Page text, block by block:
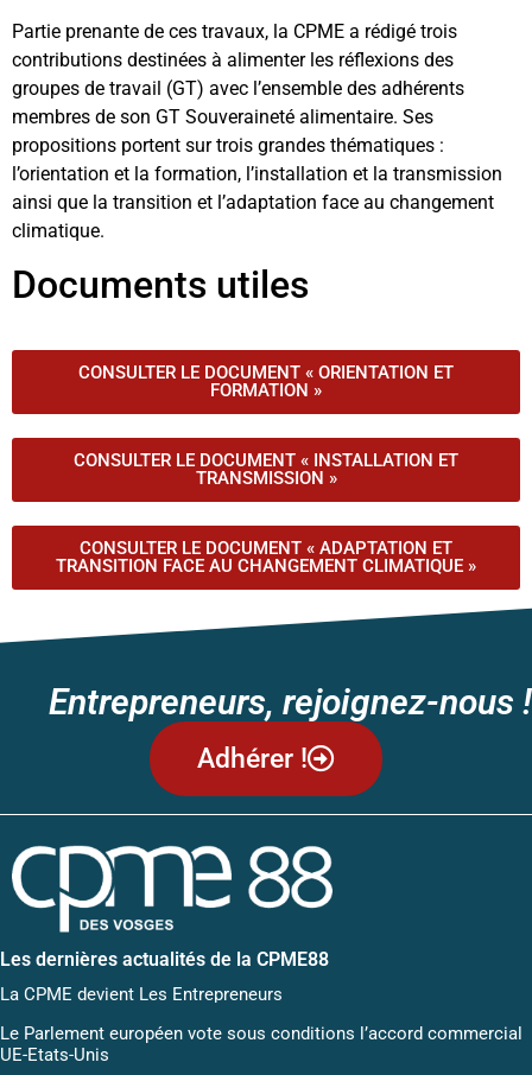
Partie prenante de ces travaux, la CPME a rédigé trois
contributions destinées à alimenter les réflexions des
groupes de travail (GT) avec l’ensemble des adhérents
membres de son GT Souveraineté alimentaire. Ses
propositions portent sur trois grandes thématiques :
l’orientation et la formation, l’installation et la transmission
ainsi que la transition et l’adaptation face au changement
climatique.
Documents utiles
CONSULTER LE DOCUMENT « ORIENTATION ET
FORMATION »
CONSULTER LE DOCUMENT « INSTALLATION ET
TRANSMISSION »
CONSULTER LE DOCUMENT « ADAPTATION ET
TRANSITION FACE AU CHANGEMENT CLIMATIQUE »
Entrepreneurs, rejoignez-nous !
Adhérer !
Les dernières actualités de la CPME88
La CPME devient Les Entrepreneurs
Le Parlement européen vote sous conditions l’accord commercial
UE-Etats-Unis